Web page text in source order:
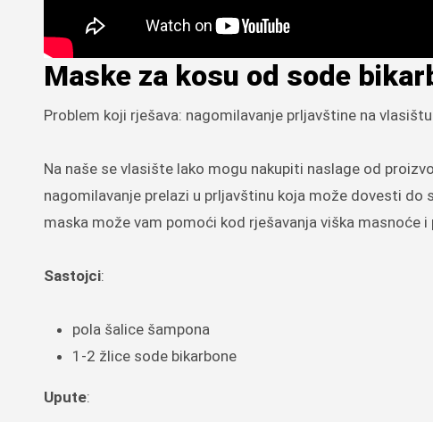
Maske za kosu od sode
Problem koji rješava: nagomilavanje prljavštine na
Na naše se vlasište lako mogu nakupiti naslage od
nagomilavanje prelazi u prljavštinu koja može dovesti do
maska može vam pomoći kod rješavanja viška masnoće
Sastojci:
pola šalice šampona
1-2 žlice sode bikarbone
Upute: